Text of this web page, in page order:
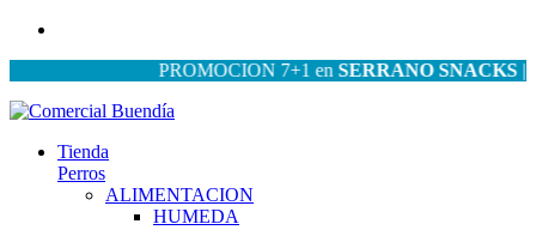
PROMOCION 7+1 enSERRANO SNACKS|
Tienda
Perros
ALIMENTACION
HUMEDA